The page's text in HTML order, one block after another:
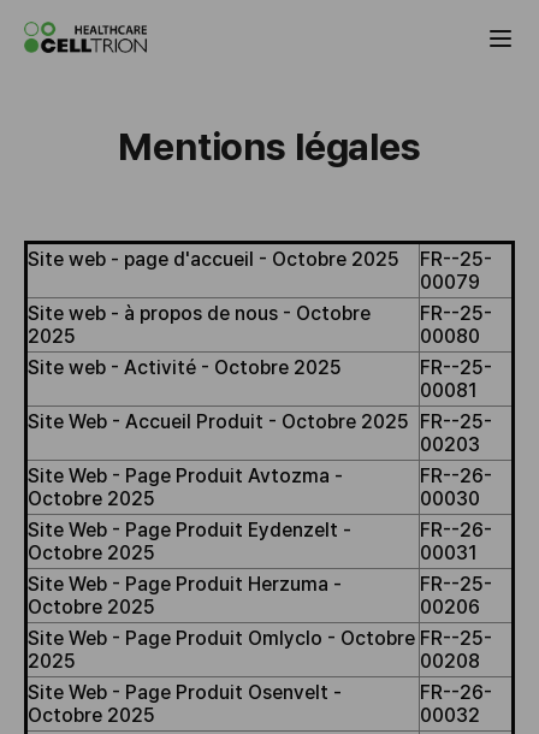
Celltrion the Global Pharmaceutical
Mentions légales
Site web - page d'accueil - Octobre 2025
FR--25-
00079
Site web - à propos de nous - Octobre
2025
FR--25-
00080
Site web - Activité - Octobre 2025
FR--25-
00081
Site Web - Accueil Produit - Octobre 2025 FR--25-
00203
Site Web - Page Produit Avtozma -
Octobre 2025
FR--26-
00030
Site Web - Page Produit Eydenzelt -
Octobre 2025
FR--26-
00031
Site Web - Page Produit Herzuma -
Octobre 2025
FR--25-
00206
Site Web - Page Produit Omlyclo - Octobre
2025
FR--25-
00208
Site Web - Page Produit Osenvelt -
Octobre 2025
FR--26-
00032